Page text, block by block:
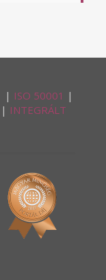
| ISO 50001 |
| INTEGRÁLT